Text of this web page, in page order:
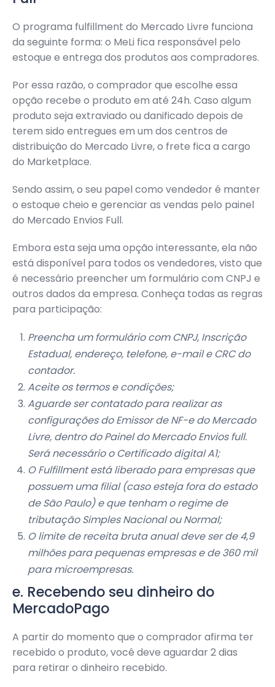
O programa fulfillment do Mercado Livre funciona
da seguinte forma: o MeLi fica responsável pelo
estoque e entrega dos produtos aos compradores.
Por essa razão, o comprador que escolhe essa
opção recebe o produto em até 24h. Caso algum
produto seja extraviado ou danificado depois de
terem sido entregues em um dos centros de
distribuição do Mercado Livre, o frete fica a cargo
do Marketplace.
Sendo assim, o seu papel como vendedor é manter
o estoque cheio e gerenciar as vendas pelo painel
do Mercado Envios Full.
Embora esta seja uma opção interessante, ela não
está disponível para todos os vendedores, visto que
é necessário preencher um formulário com CNPJ e
outros dados da empresa. Conheça todas as regras
para participação:
Preencha um formulário com CNPJ, Inscrição
Estadual, endereço, telefone, e-mail e CRC do
contador.
Aceite os termos e condições;
Aguarde ser contatado para realizar as
configurações do Emissor de NF-e do Mercado
Livre, dentro do Painel do Mercado Envios full.
Será necessário o Certificado digital A1;
O Fulfillment está liberado para empresas que
possuem uma filial (caso esteja fora do estado
de São Paulo) e que tenham o regime de
tributação Simples Nacional ou Normal;
O limite de receita bruta anual deve ser de 4,9
milhões para pequenas empresas e de 360 mil
para microempresas.
e. Recebendo seu dinheiro do
MercadoPago
A partir do momento que o comprador afirma ter
recebido o produto, você deve aguardar 2 dias
para retirar o dinheiro recebido.